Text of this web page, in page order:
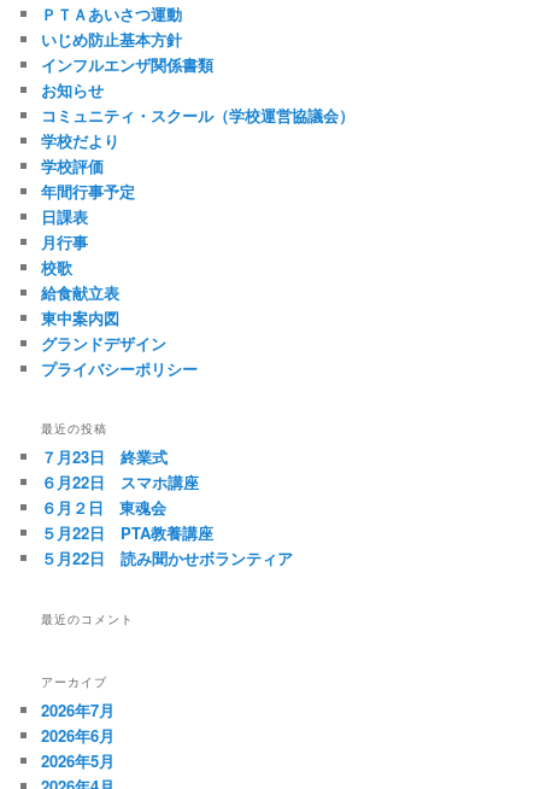
ＰＴＡあいさつ運動
いじめ防止基本方針
インフルエンザ関係書類
お知らせ
コミュニティ・スクール（学校運営協議会）
学校だより
学校評価
年間行事予定
日課表
月行事
校歌
給食献立表
東中案内図
グランドデザイン
プライバシーポリシー
最近の投稿
７月23日 終業式
６月22日 スマホ講座
６月２日 東魂会
５月22日 PTA教養講座
５月22日 読み聞かせボランティア
最近のコメント
アーカイブ
2026年7月
2026年6月
2026年5月